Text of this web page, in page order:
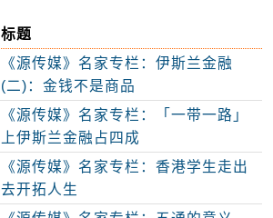
标题
《源传媒》名家专栏：伊斯兰金融
(二)：金钱不是商品
《源传媒》名家专栏：「一带一路」
上伊斯兰金融占四成
《源传媒》名家专栏：香港学生走出
去开拓人生